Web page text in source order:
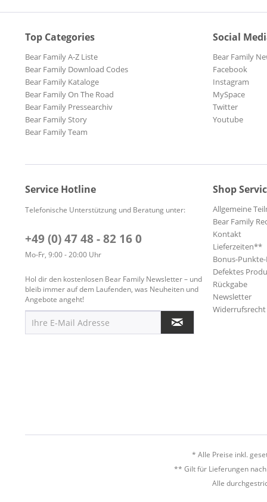
Top Categories
Bear Family A-Z Liste
Bear Family Download Codes
Bear Family Kataloge
Bear Family On The Road
Bear Family Pressearchiv
Bear Family Story
Bear Family Team
Social
Bear Family
Facebook
Instagram
MySpace
Twitter
Youtube
Service Hotline
Telefonische Unterstützung und Beratung unter:
+49 (0) 47 48 - 82 16 0
Mo-Fr, 9:00 - 20:00 Uhr
Hol dir den kostenlosen Bear Family Newsletter – und
bleib immer auf dem Laufenden, was Neuheiten und
Angebote angeht!
Shop
Allgemeine
Bear Family
Kontakt
Lieferzeiten**
Bonus-
Defektes
Rückgabe
Newsletter
Widerrufsrecht
* Alle Preise inkl.
** Gilt für Lieferungen
Alle